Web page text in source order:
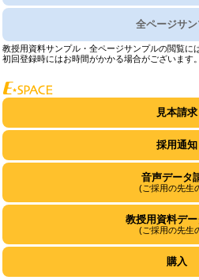
全ページサ
教授用資料サンプル・全ページサンプルの閲覧に
初回登録時にはお時間がかかる場合がございます。
見本請求
採用通知
音声データ
(ご採用の先生
教授用資料デ
(ご採用の先生
購入